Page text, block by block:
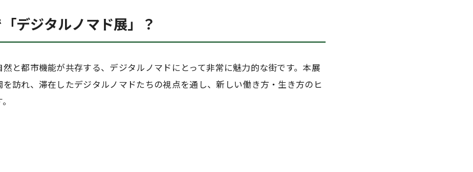
デジタルノマド展」？
と都市機能が共存する、デジタルノマドにとって非常に魅力的な街です。本展
訪れ、滞在したデジタルノマドたちの視点を通し、新しい働き方・生き方のヒ